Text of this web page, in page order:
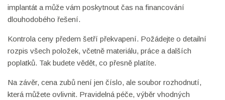
implantát a může vám poskytnout čas na financování
dlouhodobého řešení.
Kontrola ceny předem šetří překvapení. Požádejte o detailní
rozpis všech položek, včetně materiálu, práce a dalších
poplatků. Tak budete vědět, co přesně platíte.
Na závěr, cena zubů není jen číslo, ale soubor rozhodnutí,
která můžete ovlivnit. Pravidelná péče, výběr vhodných